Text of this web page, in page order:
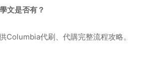
文是否有？
Columbia代刷、代購完整流程攻略。